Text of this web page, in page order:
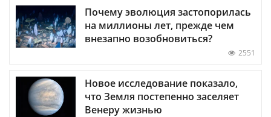
Почему эволюция застопорилась
на миллионы лет, прежде чем
внезапно возобновиться?
2551
Новое исследование показало,
что Земля постепенно заселяет
Венеру жизнью